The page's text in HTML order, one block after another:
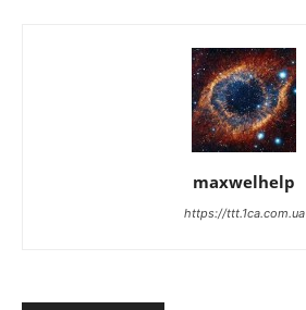
maxwelhelp
https://ttt.1ca.com.ua